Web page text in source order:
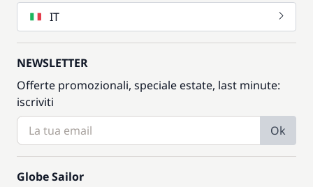
IT
NEWSLETTER
Offerte promozionali, speciale estate, last minute:
iscriviti
Ok
Globe Sailor